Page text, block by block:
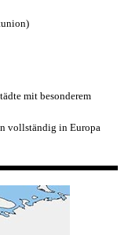
mit besonderem
vollständig in Europa